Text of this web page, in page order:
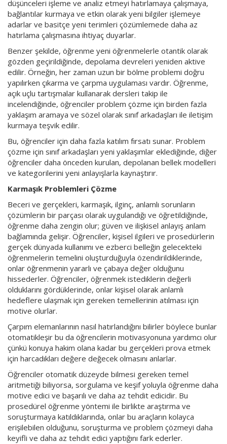
düşünceleri işleme ve analiz etmeyi hatırlamaya çalışmaya,
bağlantılar kurmaya ve etkin olarak yeni bilgiler işlemeye
adarlar ve basitçe yeni terimleri çözümlemede daha az
hatırlama çalışmasına ihtiyaç duyarlar.
Benzer şekilde, öğrenme yeni öğrenmelerle otantik olarak
gözden geçirildiğinde, depolama devreleri yeniden aktive
edilir. Örneğin, her zaman uzun bir bölme problemi doğru
yapılırken çıkarma ve çarpma uygulaması vardır. Öğrenme,
açık uçlu tartışmalar kullanarak dersleri takip ile
incelendiğinde, öğrenciler problem çözme için birden fazla
yaklaşım aramaya ve sözel olarak sınıf arkadaşları ile iletişim
kurmaya teşvik edilir.
Bu, öğrenciler için daha fazla katılım fırsatı sunar. Problem
çözme için sınıf arkadaşları yeni yaklaşımlar eklediğinde, diğer
öğrenciler daha önceden kurulan, depolanan bellek modelleri
ve kategorilerini yeni anlayışlarla kaynaştırır.
Karmaşık Problemleri Çözme
Beceri ve gerçekleri, karmaşık, ilginç, anlamlı sorunların
çözümlerin bir parçası olarak uygulandığı ve öğretildiğinde,
öğrenme daha zengin olur; güven ve ilişkisel anlayış anlam
bağlamında gelişir. Öğrenciler, kişisel ilgileri ve prosedürlerin
gerçek dünyada kullanımı ve ezberci belleğin gelecekteki
öğrenmelerin temelini oluşturduğuyla özendirildiklerinde,
onlar öğrenmenin yararlı ve çabaya değer olduğunu
hissederler. Öğrenciler, öğrenmek istediklerin değerli
olduklarını gördüklerinde, onlar kişisel olarak anlamlı
hedeflere ulaşmak için gereken temellerinin atılması için
motive olurlar.
Çarpım elemanlarının nasıl hatırlandığını bilirler böylece bunlar
otomatikleşir bu da öğrencilerin motivasyonuna yardımcı olur
çünkü konuya hakim olana kadar bu gerçekleri prova etmek
için harcadıkları değere değecek olmasını anlarlar.
Öğrenciler otomatik düzeyde bilmesi gereken temel
aritmetiği biliyorsa, sorgulama ve keşif yoluyla öğrenme daha
motive edici ve başarılı ve daha az tehdit edicidir. Bu
prosedürel öğrenme yöntemi ile birlikte araştırma ve
soruşturmaya katıldıklarında, onlar bu araçların kolayca
erişilebilen olduğunu, soruşturma ve problem çözmeyi daha
keyifli ve daha az tehdit edici yaptığını fark ederler.